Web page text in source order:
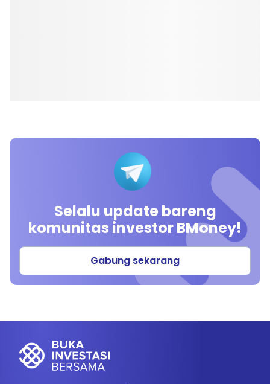
Selalu update bareng
komunitas investor BMoney!
Gabung sekarang